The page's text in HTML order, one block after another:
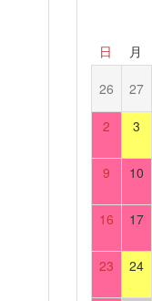
日 月
26 27
2 3
9 10
16 17
23 24